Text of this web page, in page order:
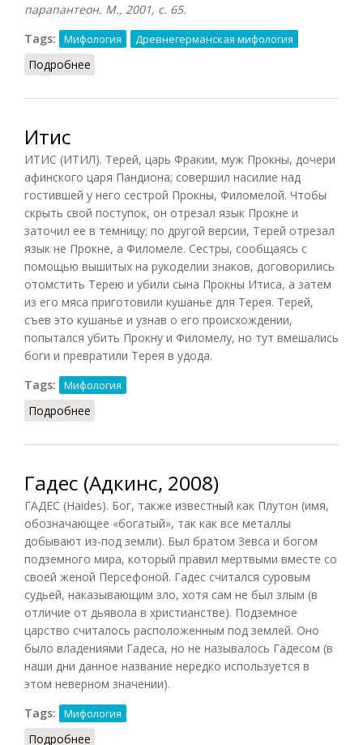
парапантеон. М., 2001, с. 65.
Tags:
Мифология Древнегерманская мифология
Подробнее
Итис
ИТИС (ИТИЛ). Терей, царь Фракии, муж Прокны, дочери
афинского царя Пандиона; совершил насилие над
гостившей у него сестрой Прокны, Филомелой. Чтобы
скрыть свой поступок, он отрезал язык Прокне и
заточил ее в темницу; по другой версии, Терей отрезал
язык не Прокне, а Филомеле. Сестры, сообщаясь с
помощью вышитых на рукоделии знаков, договорились
отомстить Терею и убили сына Прокны Итиса, а затем
из его мяса приготовили кушанье для Терея. Терей,
съев это кушанье и узнав о его происхождении,
попытался убить Прокну и Филомелу, но тут вмешались
боги и превратили Терея в удода.
Tags:
Мифология
Подробнее
Гадес (Адкинс, 2008)
ГАДЕС (Haides). Бог, также известный как Плутон (имя,
обозначающее «богатый», так как все металлы
добывают из-под земли). Был братом Зевса и богом
подземного мира, который правил мертвыми вместе со
своей женой Персефоной. Гадес считался суровым
судьей, наказывающим зло, хотя сам не был злым (в
отличие от дьявола в христианстве). Подземное
царство считалось расположенным под землей. Оно
было владениями Гадеса, но не называлось Гадесом (в
наши дни данное название нередко используется в
этом неверном значении).
Tags:
Мифология
Подробнее